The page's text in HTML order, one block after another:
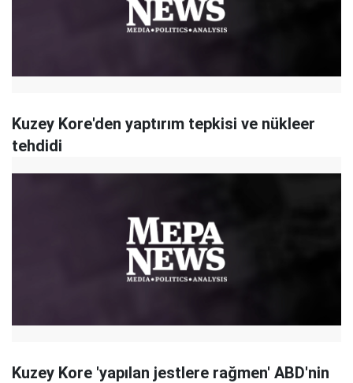
Kuzey Kore'den yaptırım tepkisi ve nükleer
tehdidi
Kuzey Kore 'yapılan jestlere rağmen' ABD'nin